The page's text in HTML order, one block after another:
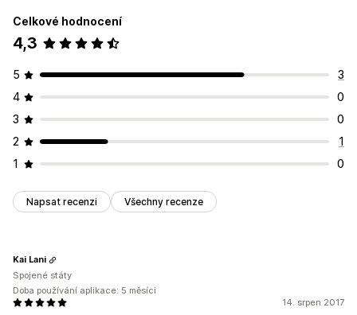
Celkové hodnocení
4,3
5
3
4
0
3
0
2
1
1
0
Napsat recenzi Všechny recenze
14. srpen 2017
Kai Lani
Spojené státy
Doba používání aplikace: 5 měsíci